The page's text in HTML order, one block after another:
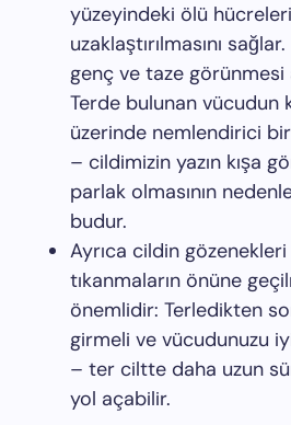
yüzeyindeki ölü
uzaklaştırılmasını
genç ve taze görünmesi
Terde bulunan vücudun
üzerinde nemlendirici
– cildimizin yazın kışa
parlak olmasının
budur.
Ayrıca cildin gözenekleri
tıkanmaların önüne
önemlidir: Terledikten
girmeli ve vücudunuzu
– ter ciltte daha uzun
yol açabilir.